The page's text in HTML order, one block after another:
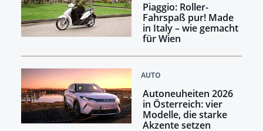
Piaggio: Roller-
Fahrspaß pur! Made
in Italy – wie gemacht
für Wien
AUTO
Autoneuheiten 2026
in Österreich: vier
Modelle, die starke
Akzente setzen